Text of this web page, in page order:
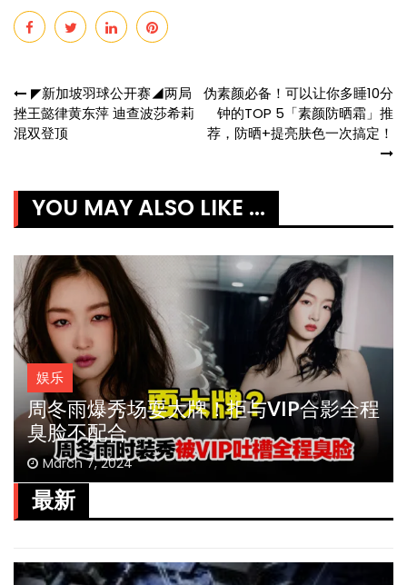
Post
navigation
◤新加坡羽球公开赛◢两局
挫王懿律黄东萍 迪查波莎希莉
混双登顶
伪素颜必备！可以让你多睡10分
钟的TOP 5「素颜防晒霜」推
荐，防晒+提亮肤色一次搞定！
YOU MAY ALSO LIKE ...
娱乐
周冬雨爆秀场耍大牌！拒与VIP合影全程
臭脸不配合
March 7, 2024
最新